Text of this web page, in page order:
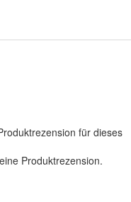
für dieses
Produktrezension.